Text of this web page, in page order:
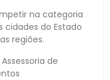
na categoria
do Estado
regiões.
de